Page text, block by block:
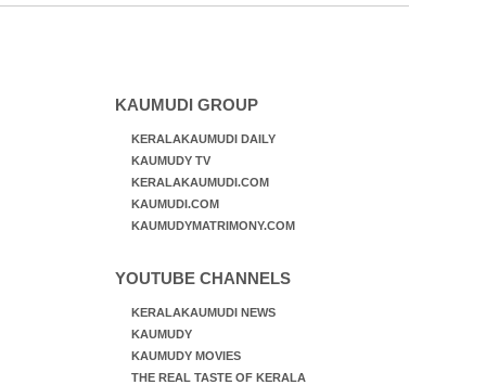
KAUMUDI GROUP
KERALAKAUMUDI DAILY
KAUMUDY TV
KERALAKAUMUDI.COM
KAUMUDI.COM
KAUMUDYMATRIMONY.COM
YOUTUBE CHANNELS
KERALAKAUMUDI NEWS
KAUMUDY
KAUMUDY MOVIES
THE REAL TASTE OF KERALA